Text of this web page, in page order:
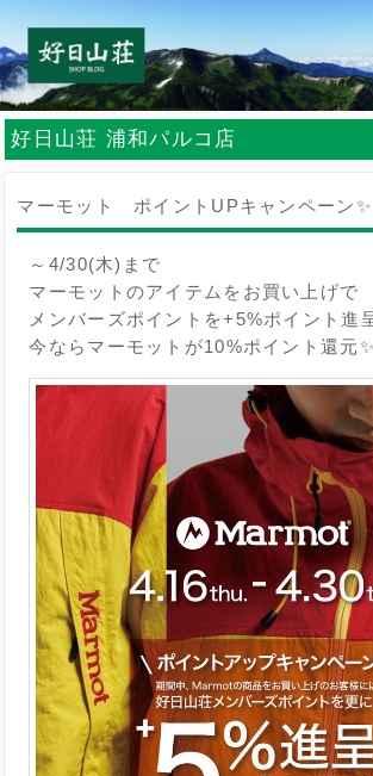
好日山荘 浦和パルコ店
マーモット ポイントUPキャンペーン✨
～4/30(木)まで
マーモットのアイテムをお買い上げで
メンバーズポイントを+5%ポイント進
今ならマーモットが10%ポイント還元✨